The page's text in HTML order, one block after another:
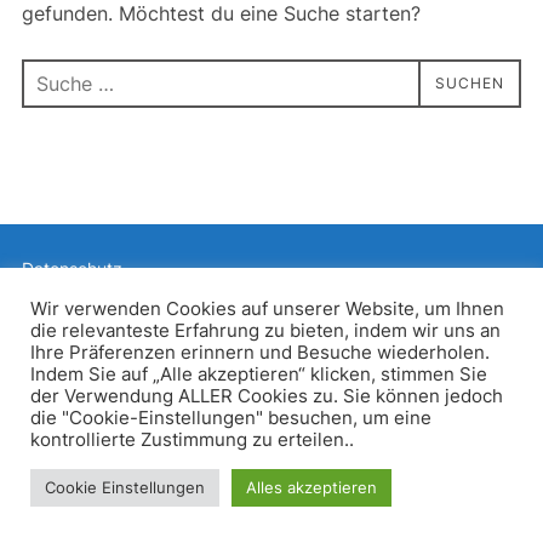
gefunden. Möchtest du eine Suche starten?
Suchen
nach:
SUCHEN
Datenschutz
Inspiro WordPress Theme von WPZOOM
Wir verwenden Cookies auf unserer Website, um Ihnen
die relevanteste Erfahrung zu bieten, indem wir uns an
Ihre Präferenzen erinnern und Besuche wiederholen.
Indem Sie auf „Alle akzeptieren“ klicken, stimmen Sie
der Verwendung ALLER Cookies zu. Sie können jedoch
die "Cookie-Einstellungen" besuchen, um eine
kontrollierte Zustimmung zu erteilen..
Cookie Einstellungen Alles akzeptieren